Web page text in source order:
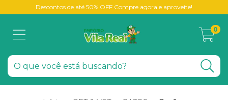
Descontos de até 50% OFF Compre agora e aproveite!
0